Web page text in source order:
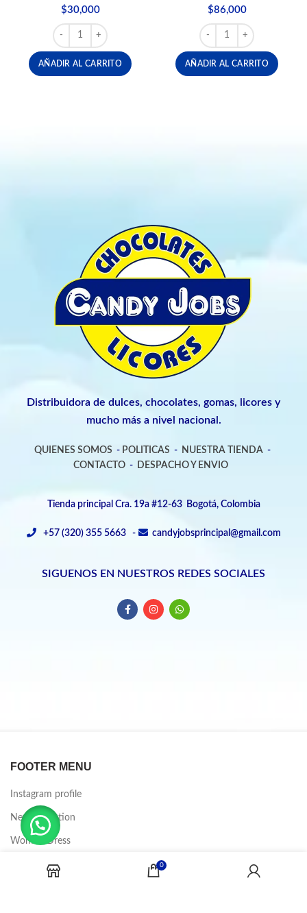
$30,000
CHOCOLATINA MILKYWAY PAQUETE X6 UND cantidad
AÑADIR AL CARRITO
$86,000
FERRERO RAFFAELLO
AÑADIR AL CARRITO
Distribuidora de dulces, chocolates, gomas, licores y
mucho más a nivel nacional.
QUIENES SOMOS - POLITICAS - NUESTRA TIENDA -
CONTACTO- DESPACHO Y ENVIO
Tienda principal Cra. 19a #12-63 Bogotá, Colombia
+57 (320) 355 5663 - candyjobsprincipal@gmail.com
SIGUENOS EN NUESTROS REDES SOCIALES
FOOTER MENU
Instagram profile
New Collection
Woman Dress
Contact Us 0